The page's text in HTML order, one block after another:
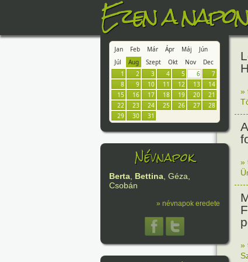
Ezen a napon
Jan Feb Már Ápr Máj
Jún
Júl
Aug Szept Okt Nov
Dec
1
2 3 4 5 6
7
8
9 10 11 12 13
14
15
16 17 18 19 20
21
22
23 24 25 26 27
28
29
30 31
Névnapok
Berta, Bettina, Géza,
Csobán
» névnapok eredete
»
»
»